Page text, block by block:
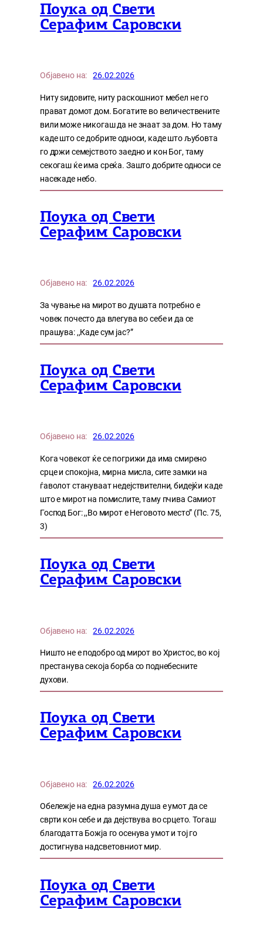
Поука од Свети
Серафим Саровски
Објавено на: 26.02.2026
Ниту ѕидовите, ниту раскошниот мебел не го
прават домот дом. Богатите во величествените
вили може никогаш да не знаат за дом. Но таму
каде што се добрите односи, каде што љубовта
го држи семејството заедно и кон Бог, таму
секогаш ќе има среќа. Зашто добрите односи се
насекаде небо.
Поука од Свети
Серафим Саровски
Објавено на: 26.02.2026
За чување на мирот во душата потребно е
човек почесто да влегува во себе и да се
прашува: ,,Каде сум јас?”
Поука од Свети
Серафим Саровски
Објавено на: 26.02.2026
Кога човекот ќе се погрижи да има смирено
срце и спокојна, мирна мисла, сите замки на
ѓаволот стануваат недејствителни, бидејќи каде
што е мирот на помислите, таму пчива Самиот
Господ Бог: ,,Во мирот е Неговото место” (Пс. 75,
3)
Поука од Свети
Серафим Саровски
Објавено на: 26.02.2026
Ништо не е подобро од мирот во Христос, во кој
престанува секоја борба со поднебесните
духови.
Поука од Свети
Серафим Саровски
Објавено на: 26.02.2026
Обележје на една разумна душа е умот да се
сврти кон себе и да дејствува во срцето. Тогаш
благодатта Божја го осенува умот и тој го
достигнува надсветовниот мир.
Поука од Свети
Серафим Саровски